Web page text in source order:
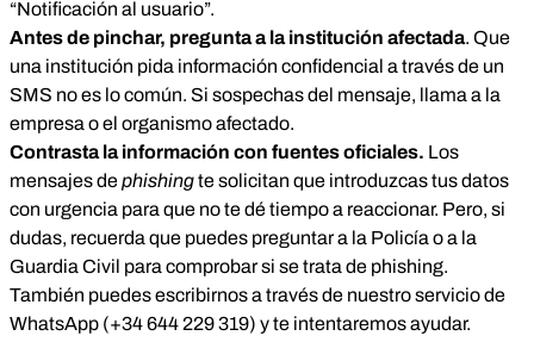
“Notificación al usuario”.
Antes de pinchar, pregunta a la institución afectada. Que
una institución pida información confidencial a través de un
SMS no es lo común. Si sospechas del mensaje, llama a la
empresa o el organismo afectado.
Contrasta la información con fuentes oficiales. Los
mensajes dephishingte solicitan que introduzcas tus datos
con urgencia para que no te dé tiempo a reaccionar. Pero, si
dudas, recuerda que puedes preguntar a la Policía o a la
Guardia Civil para comprobar si se trata de phishing.
También puedes escribirnos a través de nuestro servicio de
WhatsApp (+34 644 229 319) y te intentaremos ayudar.